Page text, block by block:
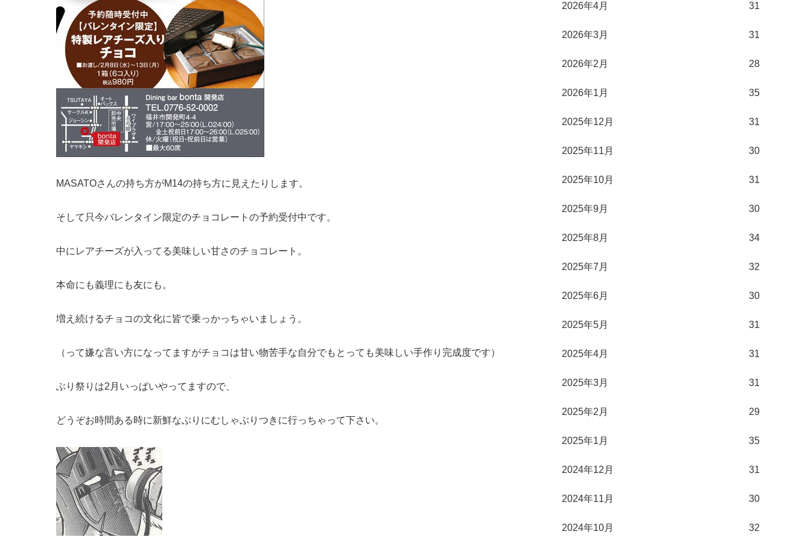
MASATOさんの持ち方がM14の持ち方に見えたりします。
そして只今バレンタイン限定のチョコレートの予約受付中です。
中にレアチーズが入ってる美味しい甘さのチョコレート。
本命にも義理にも友にも。
増え続けるチョコの文化に皆で乗っかっちゃいましょう。
（って嫌な言い方になってますがチョコは甘い物苦手な自分でもとっても美味しい手作り完成度です）
ぶり祭りは2月いっぱいやってますので、
どうぞお時間ある時に新鮮なぶりにむしゃぶりつきに行っちゃって下さい。
2026年4月 31
2026年3月 31
2026年2月 28
2026年1月 35
2025年12月 31
2025年11月 30
2025年10月 31
2025年9月 30
2025年8月 34
2025年7月 32
2025年6月 30
2025年5月 31
2025年4月 31
2025年3月 31
2025年2月 29
2025年1月 35
2024年12月 31
2024年11月 30
2024年10月 32